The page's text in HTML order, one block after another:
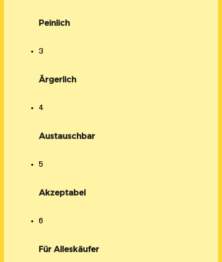
Peinlich
3
Ärgerlich
4
Austauschbar
5
Akzeptabel
6
Für Alleskäufer